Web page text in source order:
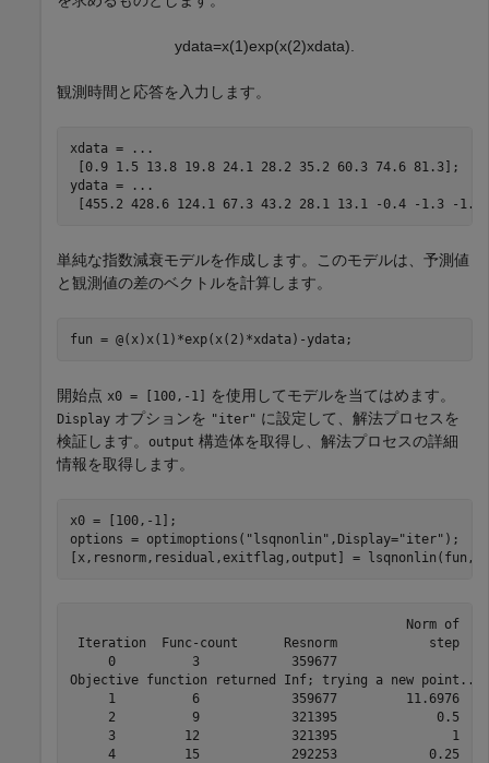
ydata=x(1)exp(x(2)xdata).
観測時間と応答を入力します。
xdata =
...
[0.9 1.5 13.8 19.8 24.1 28.2 35.2 60.3 74.6 81.3];
ydata =
...
[455.2 428.6 124.1 67.3 43.2 28.1 13.1 -0.4 -1.3 -
単純な指数減衰モデルを作成します。このモデルは、予測値
と観測値の差のベクトルを計算します。
fun = @(x)x(1)*exp(x(2)*xdata)-ydata;
開始点 x0 = [100,-1] を使用してモデルを当てはめます。
Display オプションを "iter" に設定して、解法プロセスを
検証します。
output 構造体を取得し、解法プロセスの詳細
情報を取得します。
x0 = [100,-1];
options = optimoptions( "lsqnonlin" ,Display="iter" );
[x,resnorm,residual,exitflag,output] =
Norm of
Iteration  Func-count      Resnorm            step
0          3            359677
Objective function returned Inf; trying a new point...
1          6            359677
2          9            321395
3         12            321395
4         15            292253